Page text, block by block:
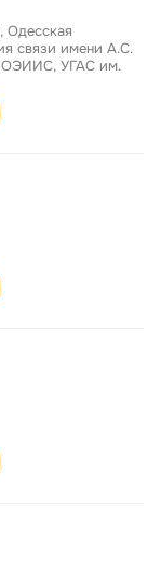
связи имени А.С.
УГАС им.